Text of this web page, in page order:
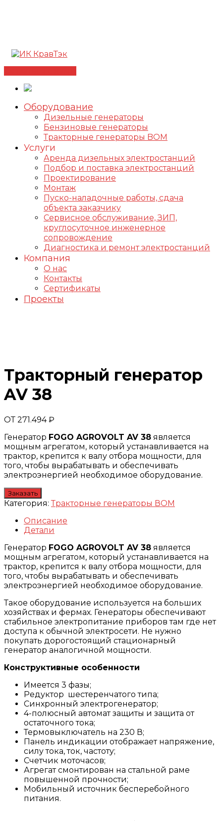
Оборудование
Дизельные генераторы
Бензиновые генераторы
Тракторные генераторы BOM
Услуги
Аренда дизельных электростанций
Подбор и поставка электростанций
Проектирование
Монтаж
Пуско-наладочные работы, сдача
объекта заказчику
Сервисное обслуживание, ЗИП,
круглосуточное инженерное
сопровождение
Диагностика и ремонт электростанций
Компания
О нас
Контакты
Сертификаты
Проекты
Тракторный генератор
AV 38
ОТ 271.494₽
Генератор FOGO AGROVOLT AV 38 является
мощным агрегатом, который устанавливается на
трактор, крепится к валу отбора мощности, для
того, чтобы вырабатывать и обеспечивать
электроэнергией необходимое оборудование.
Заказать
Категория: Тракторные генераторы ВОМ
Описание
Детали
Генератор FOGO AGROVOLT AV 38 является
мощным агрегатом, который устанавливается на
трактор, крепится к валу отбора мощности, для
того, чтобы вырабатывать и обеспечивать
электроэнергией необходимое оборудование.
Такое оборудование используется на больших
хозяйствах и фермах. Генераторы обеспечивают
стабильное электропитание приборов там где нет
доступа к обычной электросети. Не нужно
покупать дорогостоящий стационарный
генератор аналогичной мощности.
Конструктивные особенности
Имеется 3 фазы;
Редуктор шестеренчатого типа;
Синхронный электрогенератор;
4-полюсный автомат защиты и защита от
остаточного тока;
Термовыключатель на 230 В;
Панель индикации отображает напряжение,
силу тока, ток, частоту;
Счетчик моточасов;
Агрегат смонтирован на стальной раме
повышенной прочности;
Мобильный источник бесперебойного
питания.